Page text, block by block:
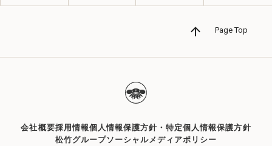
Page Top
会社概要採用情報個人情報保護方針・特定個人情報保護方針
松竹グループソーシャルメディアポリシー